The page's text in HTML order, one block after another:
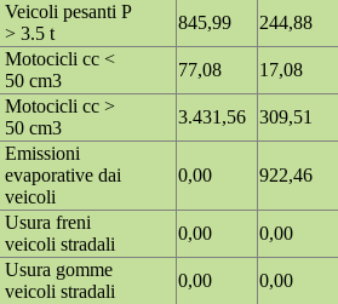
Veicoli pesanti P
> 3.5 t
845,99
244,88
Motocicli cc <
50 cm3
77,08
17,08
Motocicli cc >
50 cm3
3.431,56
309,51
Emissioni
evaporative dai
veicoli
0,00 922,46
Usura freni
veicoli stradali
0,00
0,00
Usura gomme
veicoli stradali
0,00
0,00